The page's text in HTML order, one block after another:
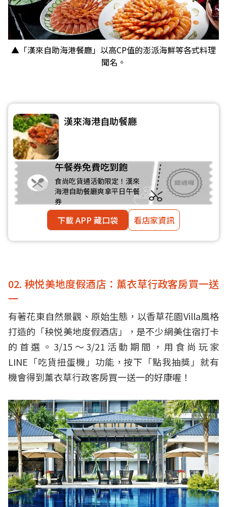
▲「漢來自助海港餐廳」以高CP值的澎派海鮮等各式料理
聞名。
漢來海港自助餐廳
午餐券免費吃到飽
食尚吃貨通活動限定！漢來
海港自助餐廳爽拿平日午餐
券
下載 APP 藏口袋 看店家資訊
02. 秧悦美地度假酒店：薰衣草行政客房買一送
一
有著花東自然景觀、原始生態，以香草花園Villa風格
打造的「秧悦美地度假酒店」，是不少網美住宿打卡
的首選。3/15～3/21活動期間，用食尚玩家
LINE「吃貨扭蛋機」功能，按下「點我抽獎」就有
機會得到薰衣草行政客房買一送一的好康喔！